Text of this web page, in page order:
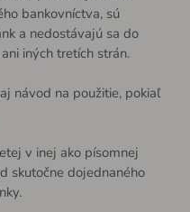
bankovníctva, sú
a nedostávajú sa do
iných tretích strán.
návod na použitie, pokiaľ
v inej ako písomnej
skutočne dojednaného